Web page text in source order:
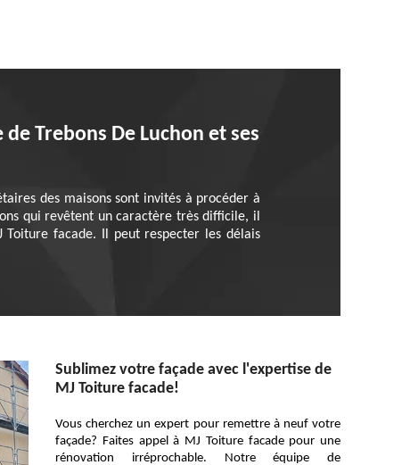
Trebons De Luchon et ses
des maisons sont invités à procéder à
qui revêtent un caractère très difficile, il
Toiture facade. Il peut respecter les délais
Sublimez votre façade avec l'expertise de
MJ Toiture facade!
Vous cherchez un expert pour remettre à neuf votre
façade? Faites appel à MJ Toiture facade pour une
rénovation irréprochable. Notre équipe de